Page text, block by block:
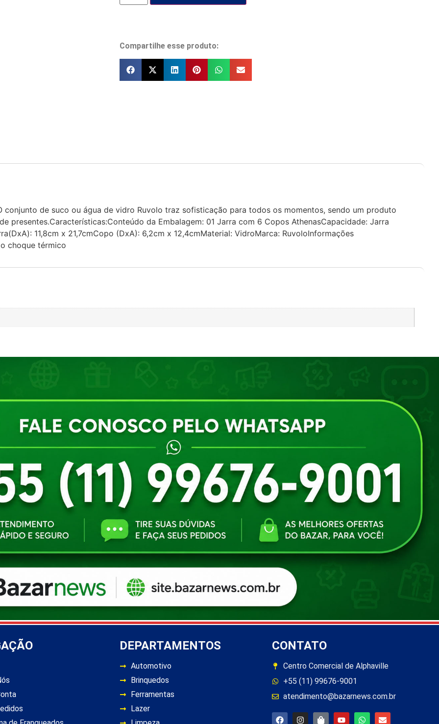
Compartilhe esse produto:
conjunto de suco ou água de vidro Ruvolo traz sofisticação para todos os momentos, sendo um produto
presentes.Características:Conteúdo da Embalagem: 01 Jarra com 6 Copos AthenasCapacidade: Jarra
11,8cm x 21,7cmCopo (DxA): 6,2cm x 12,4cmMaterial: VidroMarca: RuvoloInformações
choque térmico
DEPARTAMENTOS
Automotivo
Brinquedos
Ferramentas
Lazer
CONTATO
Centro Comercial de Alphaville
+55 (11) 99676-9001
atendimento@bazarnews.com.br